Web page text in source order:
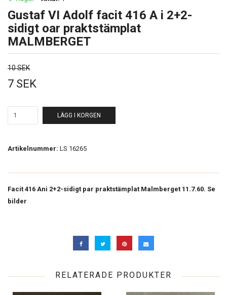
Gustaf VI Adolf facit 416 A i 2+2-
sidigt oar praktstämplat
MALMBERGET
10 SEK
7 SEK
LÄGG I KORGEN
Artikelnummer: LS 16265
Facit 416 Ani 2+2-sidigt par praktstämplat Malmberget 11.7.60. Se
bilder
RELATERADE PRODUKTER